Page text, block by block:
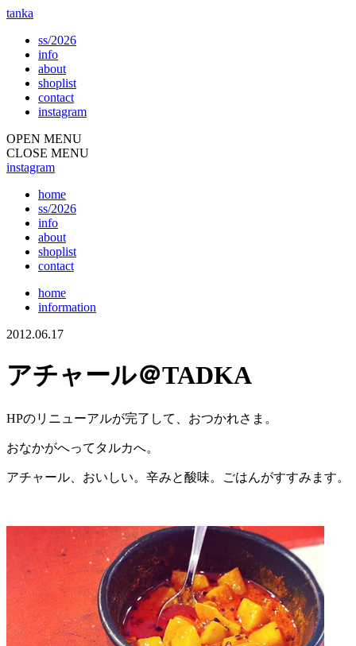
tanka
ss/2026
info
about
shoplist
contact
instagram
OPEN MENU
CLOSE MENU
instagram
home
ss/2026
info
about
shoplist
contact
home
information
2012.06.17
アチャール＠TADKA
HPのリニューアルが完了して、おつかれさま。
おなかがへってタルカへ。
アチャール、おいしい。辛みと酸味。ごはんがすすみます。